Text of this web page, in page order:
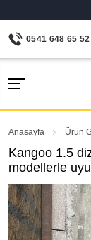
0541 648 65 52
Anasayfa Ürün
Kangoo 1.5
modellerle